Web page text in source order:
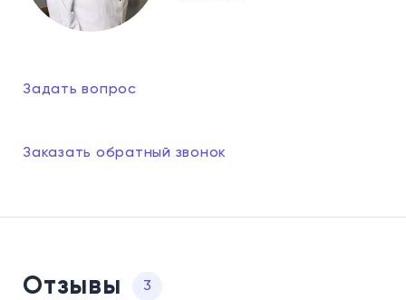
Задать вопрос
Заказать обратный звонок
Отзывы 3